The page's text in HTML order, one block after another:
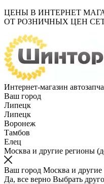
ЦЕНЫ В ИНТЕРНЕТ
ОТ РОЗНИЧНЫХ ЦЕН
Интернет-магазин
Ваш город
Липецк
Липецк
Воронеж
Тамбов
Елец
Москва и другие регионы
Ваш город Москва и
Да, все верно Выбрать